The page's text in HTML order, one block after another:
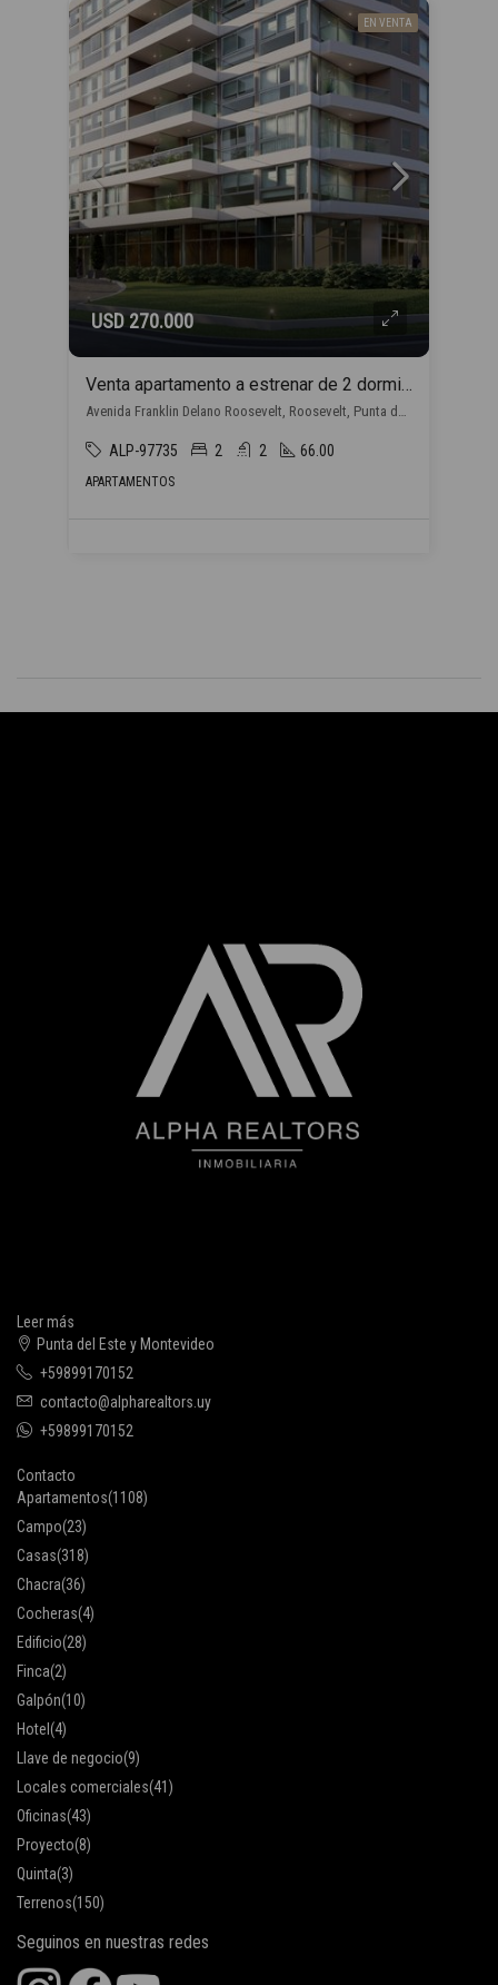
EN VENTA
USD 270.000
Venta apartamento a estrenar de 2 dormitorios, en Punta del Este con financiación propia
Avenida Franklin Delano Roosevelt, Roosevelt, Punta del Este
ALP-97735 2 2 66.00
APARTAMENTOS
Leer más
Punta del Este y Montevideo
+59899170152
contacto@alpharealtors.uy
+59899170152
Contacto
Apartamentos(1108)
Campo(23)
Casas(318)
Chacra(36)
Cocheras(4)
Edificio(28)
Finca(2)
Galpón(10)
Hotel (4)
Llave de negocio(9)
Locales comerciales(41)
Oficinas(43)
Proyecto(8)
Quinta(3)
Terrenos(150)
Seguinos en nuestras redes